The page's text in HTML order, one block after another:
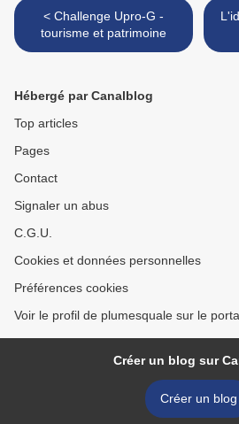
< Challenge Upro-G -
tourisme et patrimoine
Hébergé par Canalblog
Top articles
Pages
Contact
Signaler un abus
C.G.U.
Cookies et données personnelles
Préférences cookies
Voir le profil de plumesquale sur le
Créer un blog sur
Créer un blog